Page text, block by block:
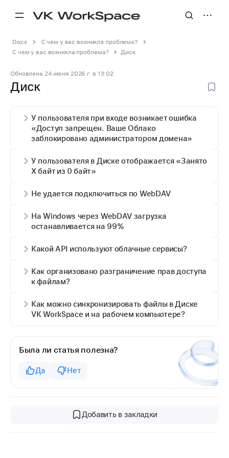
Docs
С чем у вас возникла проблема?
С чем у вас возникла проблема?
Диск
Обновлена 24 июня 2026 г. в 13:02
Диск
У пользователя при входе возникает ошибка
«Доступ запрещен. Ваше Облако
заблокировано администратором домена»
У пользователя в Диске отображается «Занято
X байт из 0 байт»
Не удается подключиться по WebDAV
На Windows через WebDAV загрузка
останавливается на 99%
Какой API используют облачные сервисы?
Как организовано разграничение прав доступа
к файлам?
Как можно синхронизировать файлы в Диске
VK WorkSpace и на рабочем компьютере?
Была ли статья полезна?
Да Нет
Добавить в закладки